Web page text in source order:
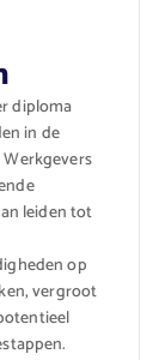
diploma
in de
leiden tot
op
vergroot